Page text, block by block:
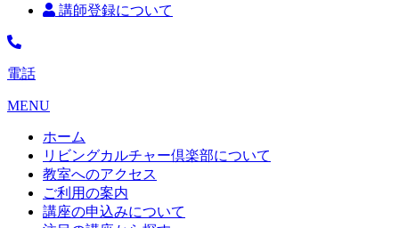
講師登録について
電話
MENU
ホーム
リビングカルチャー倶楽部について
教室へのアクセス
ご利用の案内
講座の申込みについて